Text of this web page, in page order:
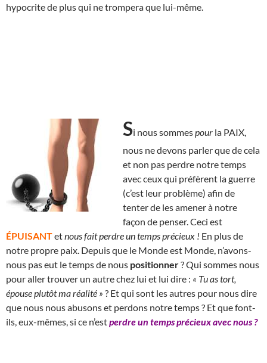
hypocrite de plus qui ne trompera que lui-même.
Si nous sommespour la PAIX,
nous ne devons parler que de cela
et non pas perdre notre temps
avec ceux qui préfèrent la guerre
(c’est leur problème) afin de
tenter de les amener à notre
façon de penser. Ceci est
ÉPUISANTetnous fait perdre un temps précieux ! En plus de
notre propre paix. Depuis que le Monde est Monde, n’avons-
nous pas eut le temps de nous positionner? Qui sommes nous
pour aller trouver un autre chez lui et lui dire : « Tu as tort,
épouse plutôt ma réalité » ? Et qui sont les autres pour nous dire
que nous nous abusons et perdons notre temps ? Et que font-
ils, eux-mêmes, si ce n’estperdre un temps précieux avec nous ?